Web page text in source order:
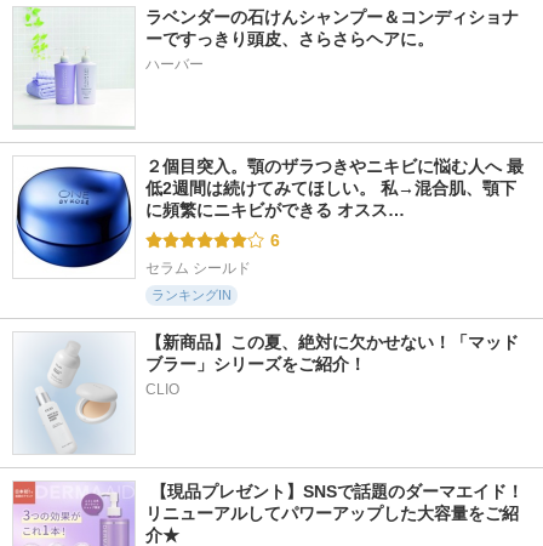
ラベンダーの石けんシャンプー＆コンディショナ
ーですっきり頭皮、さらさらヘアに。
ハーバー
２個目突入。顎のザラつきやニキビに悩む人へ 最
低2週間は続けてみてほしい。 私→混合肌、顎下
に頻繁にニキビができる オスス…
6
セラム シールド
ランキングIN
【新商品】この夏、絶対に欠かせない！「マッド
ブラー」シリーズをご紹介！
CLIO
【現品プレゼント】SNSで話題のダーマエイド！
リニューアルしてパワーアップした大容量をご紹
介★